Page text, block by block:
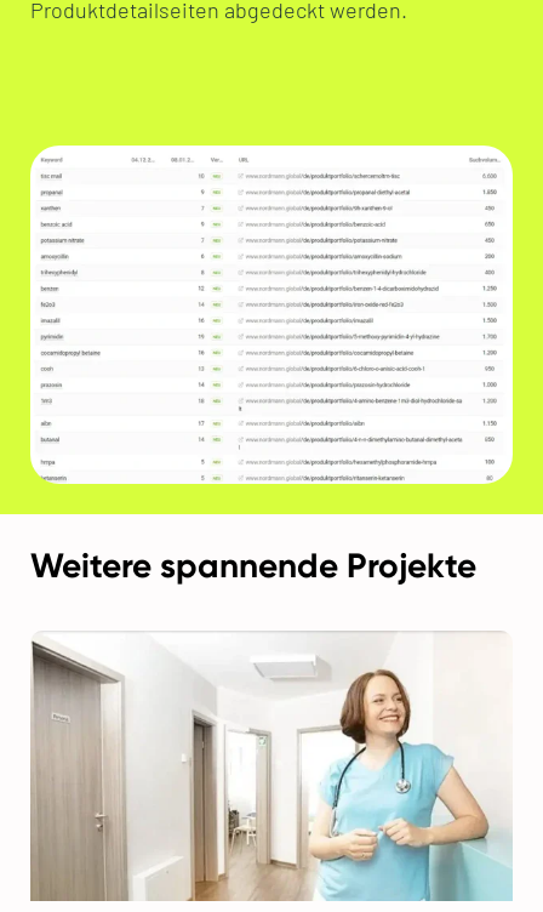
Produktdetailseiten abgedeckt werden.
Weitere spannende Projekte